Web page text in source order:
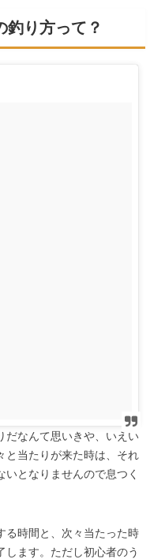
釣り方って？
だなんて思いきや、いえい
と当たりが来た時は、それ
となりませんので息つく
る時間と、次々当たった時
ます。ただし初心者のう